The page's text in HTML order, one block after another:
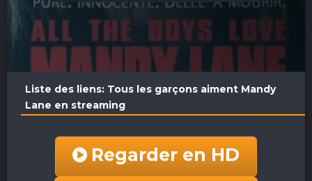
Liste des liens: Tous les garçons aiment Mandy
Lane en streaming
Regarder en HD